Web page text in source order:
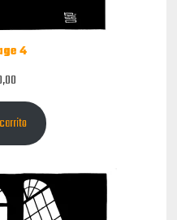
4